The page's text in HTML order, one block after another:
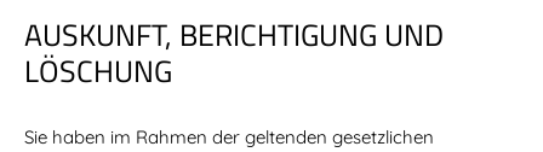
AUSKUNFT, BERICHTIGUNG UND
LÖSCHUNG
Sie haben im Rahmen der geltenden gesetzlichen